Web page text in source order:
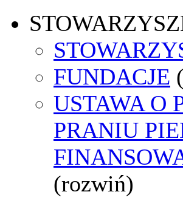
FUNDACJE
USTAWA O
PRANIU
(rozwiń)